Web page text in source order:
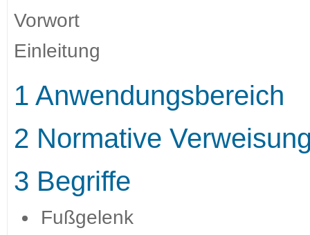
Vorwort
Einleitung
1 Anwendungsbereich
2 Normative
3 Begriffe
Fußgelenk